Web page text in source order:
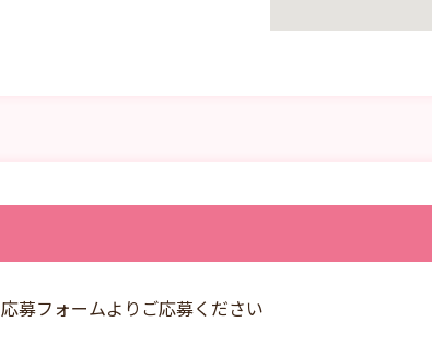
募フォームよりご応募ください